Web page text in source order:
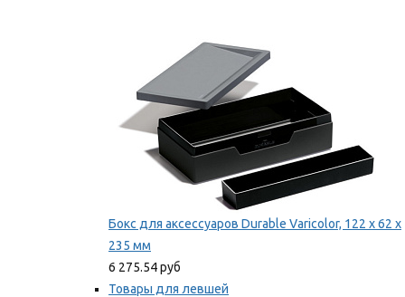
Бокс для аксессуаров Durable Varicolor, 122 x 62 x
235 мм
6 275.54 руб
Товары для левшей